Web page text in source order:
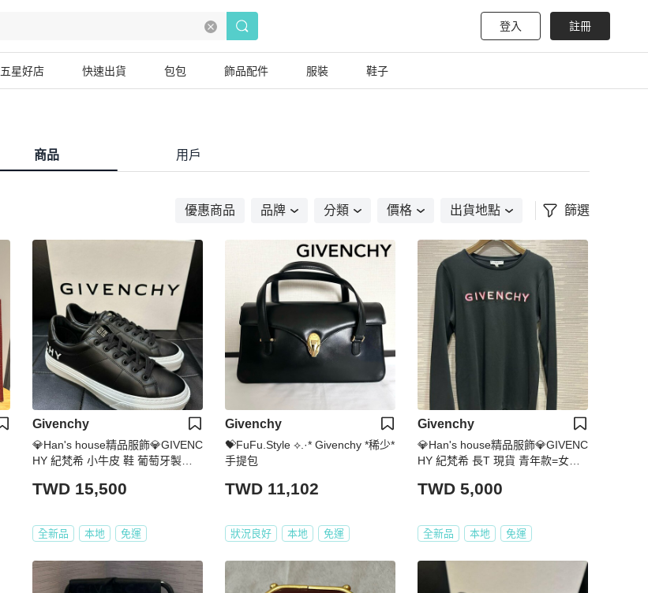
登入 註冊
五星好店 快速出貨 包包 飾品配件 服裝 鞋子
商品 用戶
優惠商品 品牌 分類 價格 出貨地點 篩選
Givenchy
💎Han's house精品服飾💎GIVENC
HY 紀梵希 小牛皮 鞋 葡萄牙製原
TWD 15,500
全新品 本地 免運
Givenchy
💝FuFu.Style ⟡.·* Givenchy *稀少*
手提包
TWD 11,102
狀況良好 本地 免運
Givenchy
💎Han's house精品服飾💎GIVENC
HY 紀梵希 長T 現貨 青年款=女成
TWD 5,000
全新品 本地 免運